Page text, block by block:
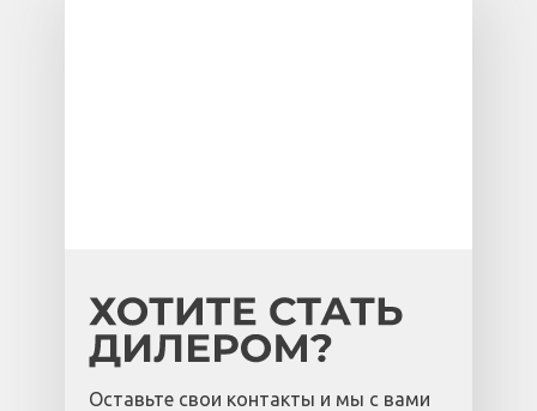
Оставьте свои контакты и мы с вами